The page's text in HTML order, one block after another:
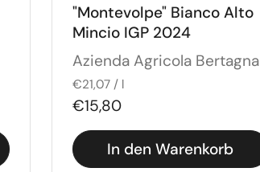
"Montevolpe" Bianco Alto
Mincio IGP 2024
Azienda Agricola Bertagna
€21,07 / l
€15,80
In den Warenkorb